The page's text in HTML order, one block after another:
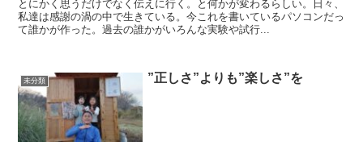
とにかく思うだけでなく伝えに行く。と何かが変わるらしい。日々、
私達は感謝の渦の中で生きている。今これを書いているパソコンだっ
て誰かが作った。過去の誰かがいろんな実験や試行...
未分類 ”正しさ”よりも”楽しさ”を